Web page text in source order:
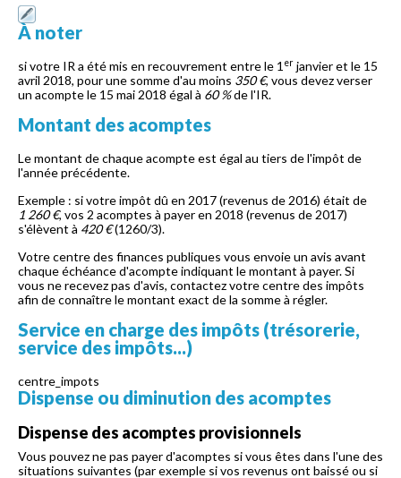
À noter
si votre IR a été mis en recouvrement entre le 1 er janvier et le 15
avril 2018, pour une somme d'au moins 350 €, vous devez verser
un acompte le 15 mai 2018 égal à 60 %de l'IR.
Montant des acomptes
Le montant de chaque acompte est égal au tiers de l'impôt de
l'année précédente.
Exemple : si votre impôt dû en 2017 (revenus de 2016) était de
1 260 €, vos 2 acomptes à payer en 2018 (revenus de 2017)
s'élèvent à 420 €(1260/3).
Votre centre des finances publiques vous envoie un avis avant
chaque échéance d'acompte indiquant le montant à payer. Si
vous ne recevez pas d'avis, contactez votre centre des impôts
afin de connaître le montant exact de la somme à régler.
Service en charge des impôts (trésorerie,
service des impôts...)
centre_impots
Dispense ou diminution des acomptes
Dispense des acomptes provisionnels
Vous pouvez ne pas payer d'acomptes si vous êtes dans l'une des
situations suivantes (par exemple si vos revenus ont baissé ou si